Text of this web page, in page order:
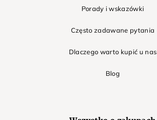
Porady i wskazówki
Często zadawane pytania
Dlaczego warto kupić u nas
Blog